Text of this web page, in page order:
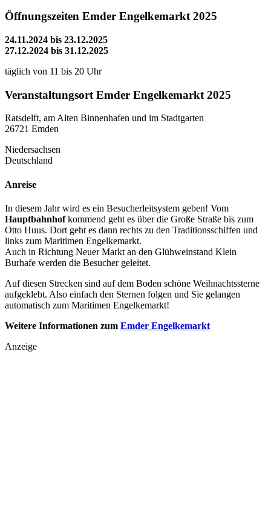
Öffnungszeiten Emder Engelkemarkt 2025
24.11.2024 bis 23.12.2025
27.12.2024 bis 31.12.2025
täglich von 11 bis 20 Uhr
Veranstaltungsort Emder Engelkemarkt 2025
Ratsdelft, am Alten Binnenhafen und im Stadtgarten
26721 Emden
Niedersachsen
Deutschland
Anreise
In diesem Jahr wird es ein Besucherleitsystem geben! Vom
Hauptbahnhofkommend geht es über die Große Straße bis zum
Otto Huus. Dort geht es dann rechts zu den Traditionsschiffen und
links zum Maritimen Engelkemarkt.
Auch in Richtung Neuer Markt an den Glühweinstand Klein
Burhafe werden die Besucher geleitet.
Auf diesen Strecken sind auf dem Boden schöne Weihnachtssterne
aufgeklebt. Also einfach den Sternen folgen und Sie gelangen
automatisch zum Maritimen Engelkemarkt!
Weitere Informationen zum Emder Engelkemarkt
Anzeige